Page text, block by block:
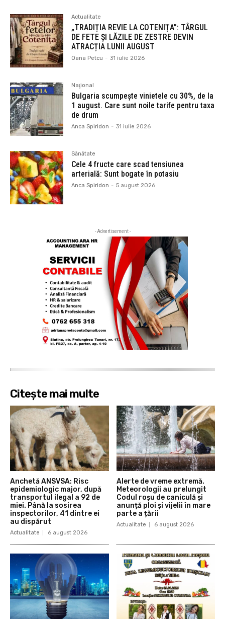
Actualitate
„TRADIȚIA REVIE LA COTENIȚA”: TÂRGUL
DE FETE ȘI LĂZILE DE ZESTRE DEVIN
ATRACȚIA LUNII AUGUST
Oana Petcu - 31 iulie 2026
Naţional
Bulgaria scumpește vinietele cu 30%, de la
1 august. Care sunt noile tarife pentru taxa
de drum
Anca Spiridon - 31 iulie 2026
Sănătate
Cele 4 fructe care scad tensiunea
arterială: Sunt bogate în potasiu
Anca Spiridon - 5 august 2026
- Advertisement -
Citește mai multe
Anchetă ANSVSA: Risc
epidemiologic major, după
transportul ilegal a 92 de
miei. Până la sosirea
inspectorilor, 41 dintre ei
au dispărut
Actualitate 6 august 2026
Alerte de vreme extremă.
Meteorologii au prelungit
Codul roșu de caniculă și
anunță ploi și vijelii în mare
parte a țării
Actualitate 6 august 2026